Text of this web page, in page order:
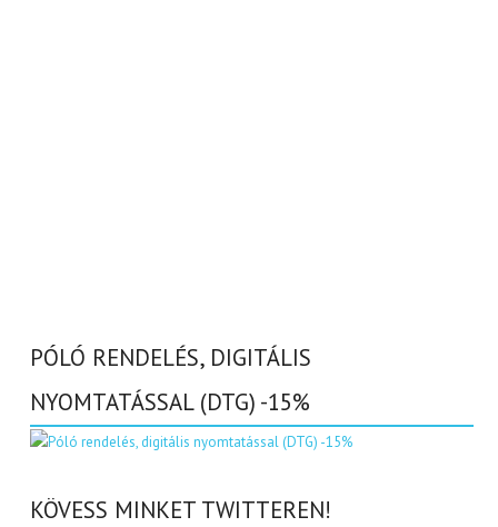
PÓLÓ RENDELÉS, DIGITÁLIS
NYOMTATÁSSAL (DTG) -15%
KÖVESS MINKET TWITTEREN!